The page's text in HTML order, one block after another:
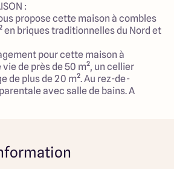
:
propose cette maison à combles
en briques traditionnelles du Nord et
pour cette maison à
de près de 50 m², un cellier
de plus de 20 m². Au rez-de-
avec salle de bains. A
près de 15 m² avec salle de bains
adaptable à vos envies et besoins